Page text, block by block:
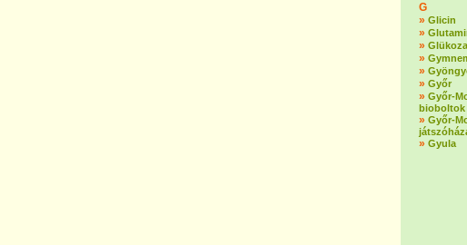
G
» Glicin
»
»
»
»
» Győr
» Győr-
bioboltok
» Győr-
» Gyula